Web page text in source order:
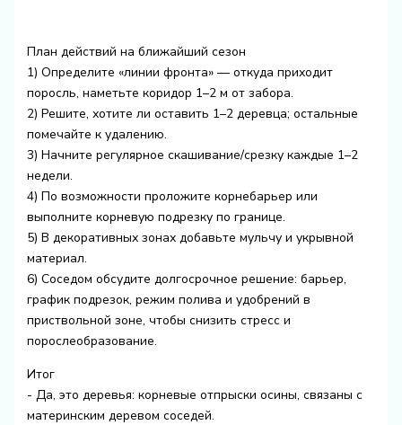
План действий на ближайший сезон
1) Определите «линии фронта» — откуда приходит
поросль, наметьте коридор 1–2 м от забора.
2) Решите, хотите ли оставить 1–2 деревца; остальные
помечайте к удалению.
3) Начните регулярное скашивание/срезку каждые 1–2
недели.
4) По возможности проложите корнебарьер или
выполните корневую подрезку по границе.
5) В декоративных зонах добавьте мульчу и укрывной
материал.
6) Соседом обсудите долгосрочное решение: барьер,
график подрезок, режим полива и удобрений в
приствольной зоне, чтобы снизить стресс и
порослеобразование.
Итог
- Да, это деревья: корневые отпрыски осины, связаны с
материнским деревом соседей.